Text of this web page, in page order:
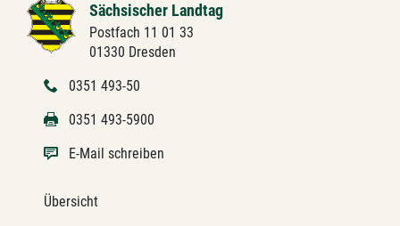
Sächsischer Landtag
Postfach 11 01 33
01330 Dresden
0351 493-50
0351 493-5900
E-Mail schreiben
Übersicht